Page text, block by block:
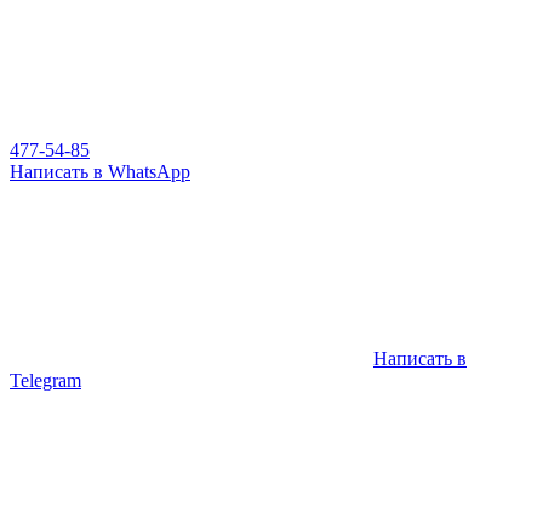
477-54-85
Написать в WhatsApp
Написать в
Telegram